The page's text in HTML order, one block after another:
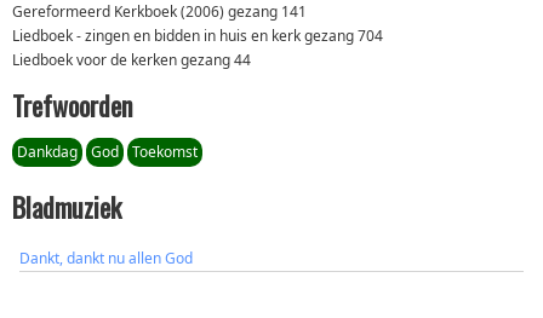
Gereformeerd Kerkboek (2006) gezang 141
Liedboek - zingen en bidden in huis en kerk gezang 704
Liedboek voor de kerken gezang 44
Trefwoorden
Dankdag God Toekomst
Bladmuziek
Dankt, dankt nu allen God